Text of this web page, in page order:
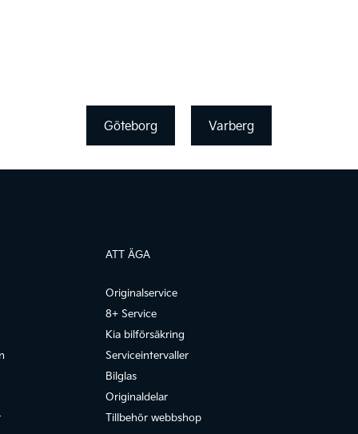
Göteborg Varberg
ATT ÄGA
Originalservice
8+ Service
Kia bilförsäkring
Serviceintervaller
Bilglas
Originaldelar
Tillbehör webbshop